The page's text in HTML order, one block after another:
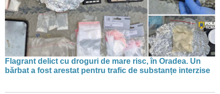
Flagrant delict cu droguri de mare risc, în Oradea. Un
bărbat a fost arestat pentru trafic de substanțe interzise